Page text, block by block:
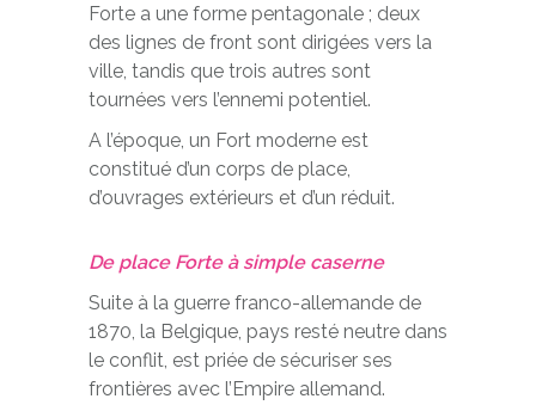
Forte a une forme pentagonale ; deux
des lignes de front sont dirigées vers la
ville, tandis que trois autres sont
tournées vers l’ennemi potentiel.
A l’époque, un Fort moderne est
constitué d’un corps de place,
d’ouvrages extérieurs et d’un réduit.
De place Forte à simplecaserne
Suite à la guerre franco-allemande de
1870, la Belgique, pays resté neutre dans
le conflit, est priée de sécuriser ses
frontières avec l’Empire allemand.